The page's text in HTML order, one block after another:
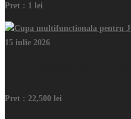
Pret : 1 lei
15 iulie 2026
Pret : 22,500 lei